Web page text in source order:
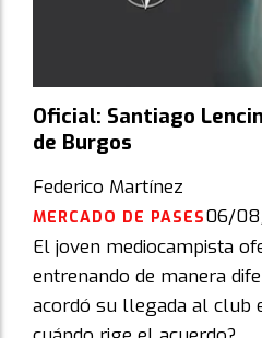
Oficial: Santiago
de Burgos
Federico Martínez
MERCADO DE PASES06/
El joven mediocampista
entrenando de manera
acordó su llegada al club